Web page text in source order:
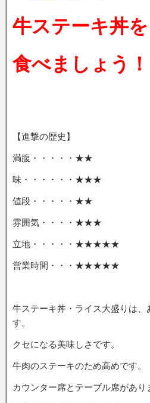
牛ステーキ丼を
食べましょう！
【進撃の歴史】
満腹・・・・・★★
味・・・・・・★★★
値段・・・・・★★
雰囲気・・・・★★★
立地・・・・・★★★★★
営業時間・・・★★★★★
牛ステーキ丼・ライス大盛りは、
す。
クセになる美味しさです。
牛肉のステーキのため高めです。
カウンター席とテーブル席があり